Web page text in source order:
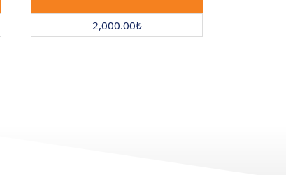
2,000.00₺